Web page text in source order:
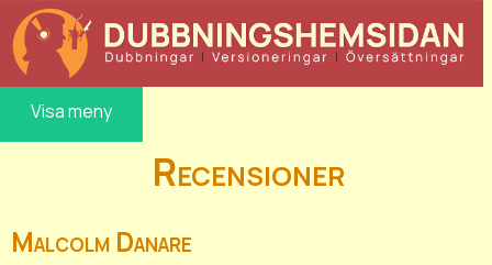
Visa meny
Recensioner
Malcolm Danare